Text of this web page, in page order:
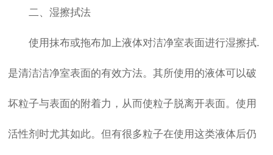
二、湿擦拭法
使用抹布或拖布加上液体对洁净室表面进行湿擦拭.
是清洁洁净室表面的有效方法。其所使用的液体可以破
坏粒子与表面的附着力，从而使粒子脱离开表面。使用
活性剂时尤其如此。但有很多粒子在使用这类液体后仍